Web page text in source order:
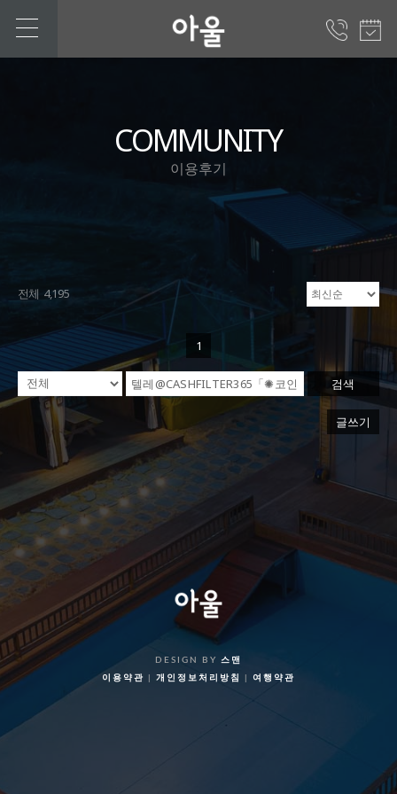
COMMUNITY
이용후기
전체 4,195
1
검색
글쓰기
DESIGN BY 스맨
이용약관
개인정보처리방침 여행약관